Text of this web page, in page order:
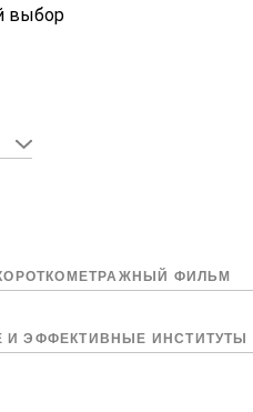
выбор
ФИЛЬМ
И ЭФФЕКТИВНЫЕ ИНСТИТУТЫ